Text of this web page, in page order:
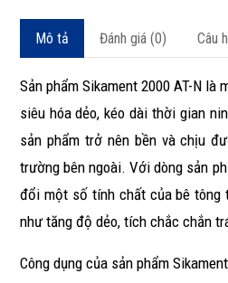
Mô tả Đánh giá (0) Câu
Sản phẩm Sikament 2000 AT-N là
siêu hóa dẻo, kéo dài thời gian
sản phẩm trở nên bền và chịu
trường bên ngoài. Với dòng sản
đổi một số tính chất của bê tông
như tăng độ dẻo, tích chắc chắn
Công dụng của sản phẩm